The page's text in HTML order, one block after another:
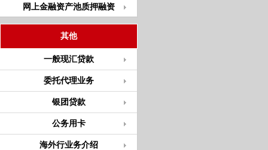
网上金融资产池质押融资
其他
一般现汇贷款
委托代理业务
银团贷款
公务用卡
海外行业务介绍